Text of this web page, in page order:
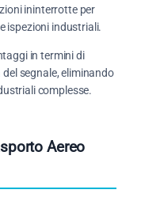
ininterrotte per
ispezioni industriali.
in termini di
segnale, eliminando
complesse.
Aereo